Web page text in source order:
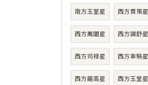
南方玉堂星 西方貫策星
西方鳳閣星 西方調舒星
西方司禄星 西方車騎星
西方龍高星 西方玉堂星